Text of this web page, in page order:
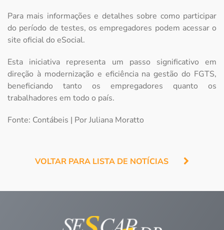
Para mais informações e detalhes sobre como participar
do período de testes, os empregadores podem acessar o
site oficial do eSocial.
Esta iniciativa representa um passo significativo em
direção à modernização e eficiência na gestão do FGTS,
beneficiando tanto os empregadores quanto os
trabalhadores em todo o país.
Fonte: Contábeis | Por Juliana Moratto
VOLTAR PARA LISTA DE NOTÍCIAS